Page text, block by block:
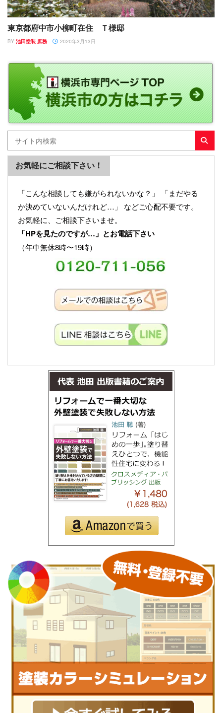
東京都府中市小柳町在住 Ｔ様邸
BY 池田塗装 庶務 2020年3月13日
お気軽にご相談下さい！
「こんな相談しても嫌がられないかな？」 「まだやる
か決めていないんだけれど…」 などご心配不要です。
お気軽に、ご相談下さいませ。
「HPを見たのですが…」とお電話下さい
（年中無休8時〜19時）